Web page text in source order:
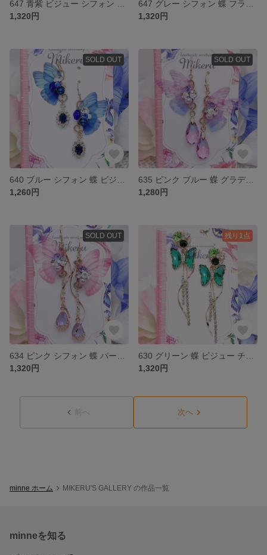
1,320円
1,320円
SOLD OUT
1,260円
SOLD OUT
1,280円
SOLD OUT
1,320円
残り1点
1,320円
前へ 次へ
minne ホーム MIKERU'S GALLERY の作品一覧
minneを知る